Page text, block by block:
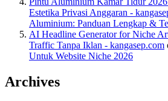
Estetika Privasi Anggaran -
Aluminium: Panduan Lengkap &
AI Headline Generator for Niche
Traffic Tanpa Iklan - kangasep.com
Untuk Website Niche 2026
Archives